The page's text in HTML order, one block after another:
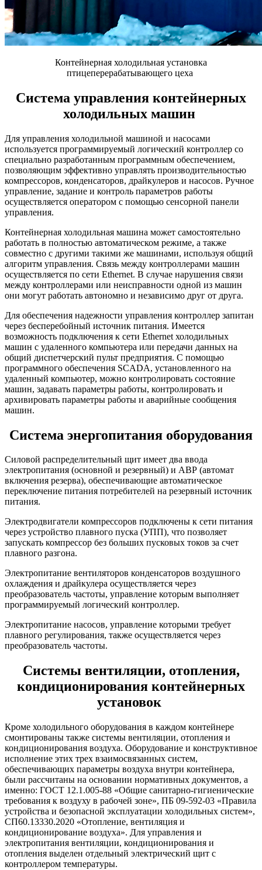
Контейнерная холодильная установка
птицеперерабатывающего цеха
Система управления контейнерных
холодильных машин
Для управления холодильной машиной и насосами
используется программируемый логический контроллер со
специально разработанным программным обеспечением,
позволяющим эффективно управлять производительностью
компрессоров, конденсаторов, драйкулеров и насосов. Ручное
управление, задание и контроль параметров работы
осуществляется оператором с помощью сенсорной панели
управления.
Контейнерная холодильная машина может самостоятельно
работать в полностью автоматическом режиме, а также
совместно с другими такими же машинами, используя общий
алгоритм управления. Связь между контроллерами машин
осуществляется по сети Ethernet. В случае нарушения связи
между контроллерами или неисправности одной из машин
они могут работать автономно и независимо друг от друга.
Для обеспечения надежности управления контроллер запитан
через бесперебойный источник питания. Имеется
возможность подключения к сети Ethernet холодильных
машин с удаленного компьютера или передачи данных на
общий диспетчерский пульт предприятия. С помощью
программного обеспечения SCADA, установленного на
удаленный компьютер, можно контролировать состояние
машин, задавать параметры работы, контролировать и
архивировать параметры работы и аварийные сообщения
машин.
Система энергопитания оборудования
Силовой распределительный щит имеет два ввода
электропитания (основной и резервный) и АВР (автомат
включения резерва), обеспечивающие автоматическое
переключение питания потребителей на резервный источник
питания.
Электродвигатели компрессоров подключены к сети питания
через устройство плавного пуска (УПП), что позволяет
запускать компрессор без больших пусковых токов за счет
плавного разгона.
Электропитание вентиляторов конденсаторов воздушного
охлаждения и драйкулера осуществляется через
преобразователь частоты, управление которым выполняет
программируемый логический контроллер.
Электропитание насосов, управление которыми требует
плавного регулирования, также осуществляется через
преобразователь частоты.
Системы вентиляции, отопления,
кондиционирования контейнерных
установок
Кроме холодильного оборудования в каждом контейнере
смонтированы также системы вентиляции, отопления и
кондиционирования воздуха. Оборудование и конструктивное
исполнение этих трех взаимосвязанных систем,
обеспечивающих параметры воздуха внутри контейнера,
были рассчитаны на основании нормативных документов, а
именно: ГОСТ 12.1.005-88 «Общие санитарно-гигиенические
требования к воздуху в рабочей зоне», ПБ 09-592-03 «Правила
устройства и безопасной эксплуатации холодильных систем»,
СП60.13330.2020 «Отопление, вентиляция и
кондиционирование воздуха». Для управления и
электропитания вентиляции, кондиционирования и
отопления выделен отдельный электрический щит с
контроллером температуры.